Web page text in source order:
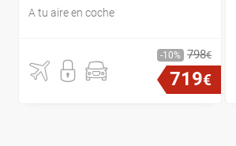
A tu aire en coche
10 798€
719€